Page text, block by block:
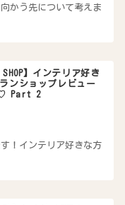
かう先について考えま
SHOP】インテリア好き
ンショップレビュー
Part 2
！インテリア好きな方